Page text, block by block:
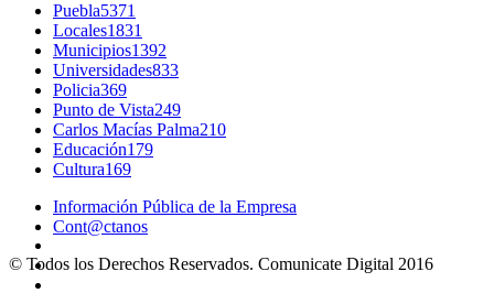
Puebla5371
Locales1831
Municipios1392
Universidades833
Policia369
Punto de Vista249
Carlos Macías Palma210
Educación179
Cultura169
Información Pública de la Empresa
Cont@ctanos
© Todos los Derechos Reservados. Comunicate Digital 2016